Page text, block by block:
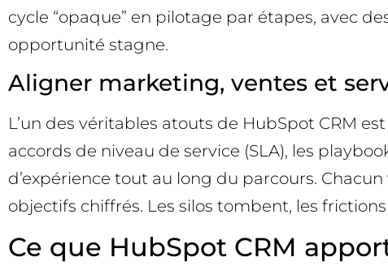
cycle “opaque” en pilotage par étapes, avec
opportunité stagne.
Aligner marketing, ventes et
L’un des véritables atouts de HubSpot CRM
accords de niveau de service (SLA), les
d’expérience tout au long du parcours.
objectifs chiffrés. Les silos tombent, les
Ce que HubSpot CRM